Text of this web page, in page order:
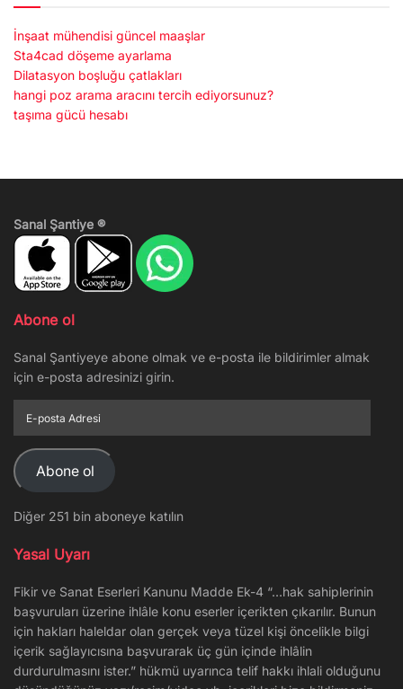
İnşaat mühendisi güncel maaşlar
Sta4cad döşeme ayarlama
Dilatasyon boşluğu çatlakları
hangi poz arama aracını tercih ediyorsunuz?
taşıma gücü hesabı
Sanal Şantiye ®
Abone ol
Sanal Şantiyeye abone olmak ve e-posta ile bildirimler almak
için e-posta adresinizi girin.
posta
Adresi
Abone ol
Diğer 251 bin aboneye katılın
Yasal Uyarı
Fikir ve Sanat Eserleri Kanunu Madde Ek-4 “…hak sahiplerinin
başvuruları üzerine ihlâle konu eserler içerikten çıkarılır. Bunun
için hakları haleldar olan gerçek veya tüzel kişi öncelikle bilgi
içerik sağlayıcısına başvurarak üç gün içinde ihlâlin
durdurulmasını ister.” hükmü uyarınca telif hakkı ihlali olduğunu